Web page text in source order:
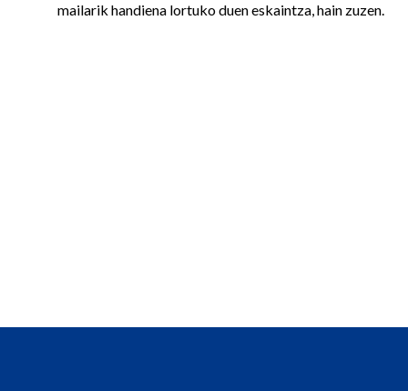
mailarik handiena lortuko duen eskaintza, hain zuzen.